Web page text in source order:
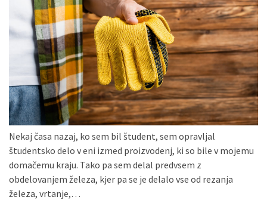
varnost
Konji
svobode,
moči
gibanja.
Ko
na
strehi,
solarne
Nekaj časa nazaj, ko sem bil študent, sem opravljal
študentsko delo v eni izmed proizvodenj, ki so bile v mojemu
domačemu kraju. Tako pa sem delal predvsem z
obdelovanjem železa, kjer pa se je delalo vse od rezanja
železa, vrtanje,…